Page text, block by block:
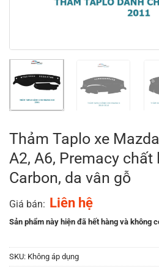
Thảm Taplo xe
A2, A6, Premacy chất
Carbon, da vân gỗ
Giá bán: Liên hệ
Sản phẩm này hiện đã hết hàng và không
SKU: Không áp dụng